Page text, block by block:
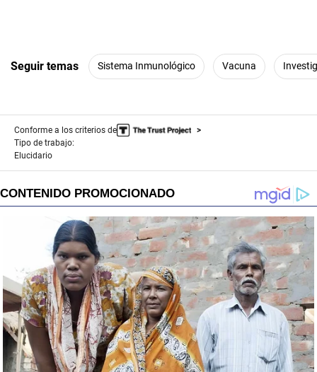
Seguir temas Sistema Inmunológico Vacuna
Conforme a los criterios de
Tipo de trabajo:
Elucidario